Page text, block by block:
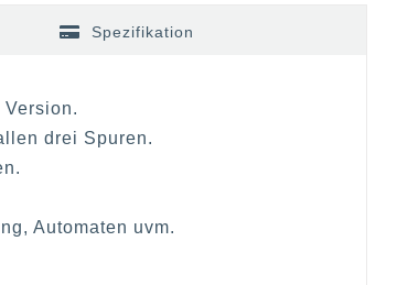
Spezifikation
drei Spuren.
Automaten uvm.